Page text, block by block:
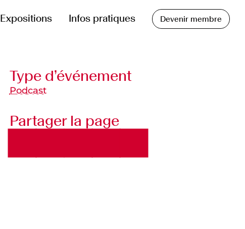
Expositions Infos pratiques Devenir membre
Type d’événement
Podcast
Partager la page